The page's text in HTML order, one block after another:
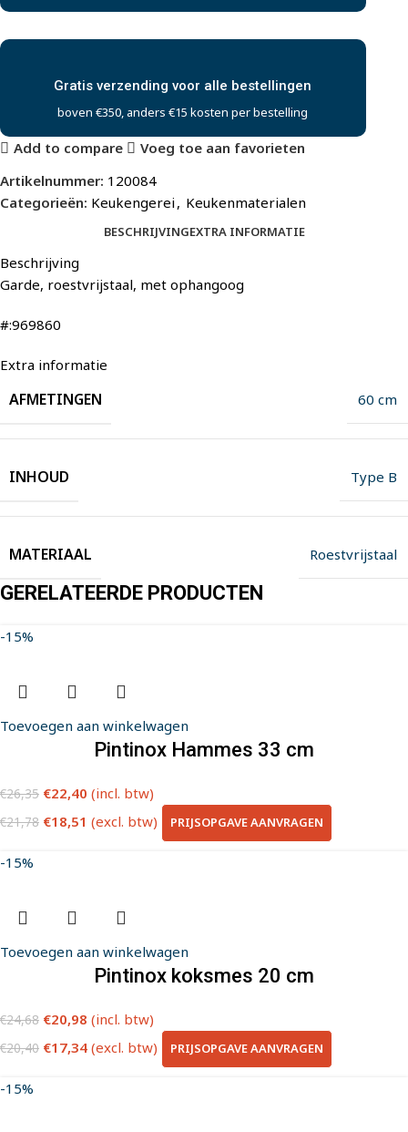
Gratis verzending voor alle bestellingen
boven €350, anders €15 kosten per bestelling
Add to compare
Voeg toe aan favorieten
Artikelnummer: 120084
Categorieën: Keukengerei, Keukenmaterialen
BESCHRIJVINGEXTRA INFORMATIE
Beschrijving
Garde, roestvrijstaal, met ophangoog
#:969860
Extra informatie
AFMETINGEN 60 cm
INHOUD Type B
MATERIAAL Roestvrijstaal
GERELATEERDE PRODUCTEN
-15%
Toevoegen aan winkelwagen
Pintinox Hammes 33 cm
€26,35 €22,40 (incl. btw)
€21,78 €18,51 (excl. btw) PRIJSOPGAVE AANVRAGEN
-15%
Toevoegen aan winkelwagen
Pintinox koksmes 20 cm
€24,68 €20,98 (incl. btw)
€20,40 €17,34 (excl. btw) PRIJSOPGAVE AANVRAGEN
-15%